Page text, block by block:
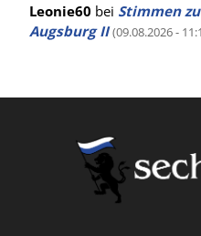
Leonie60 bei Stimmen
Augsburg II (09.08.2026 -